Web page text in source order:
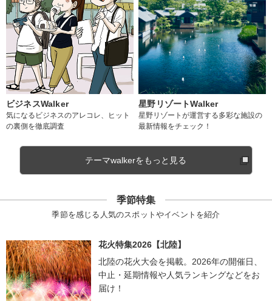
ビジネスWalker
気になるビジネスのアレコレ、ヒット
の裏側を徹底調査
星野リゾートWalker
星野リゾートが運営する多彩な施設の
最新情報をチェック！
テーマwalkerをもっと見る
季節特集
季節を感じる人気のスポットやイベントを紹介
花火特集2026【北陸】
北陸の花火大会を掲載。2026年の開催日、
中止・延期情報や人気ランキングなどをお
届け！